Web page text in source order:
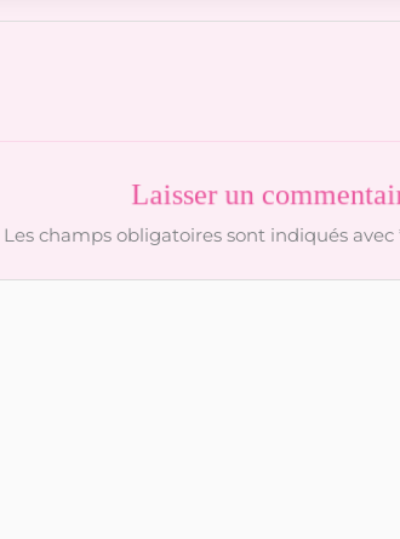
Laisser un
Les champs obligatoires sont indiqués avec